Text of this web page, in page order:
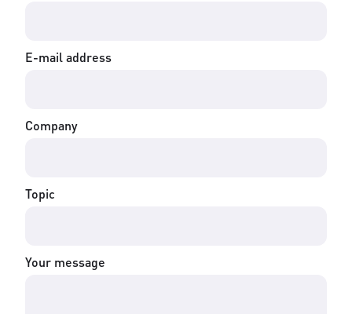
E-mail address
Company
Topic
Your message